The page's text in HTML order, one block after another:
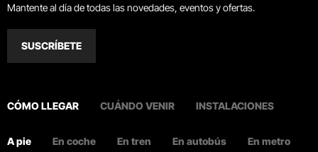
Mantente al día de todas las novedades, eventos y ofertas.
SUSCRÍBETE
CÓMO LLEGAR CUÁNDO VENIR INSTALACIONES
A pie En coche En tren En autobús En metro